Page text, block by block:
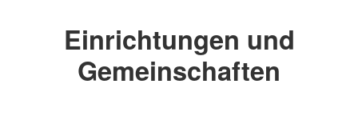
Einrichtungen und
Gemeinschaften